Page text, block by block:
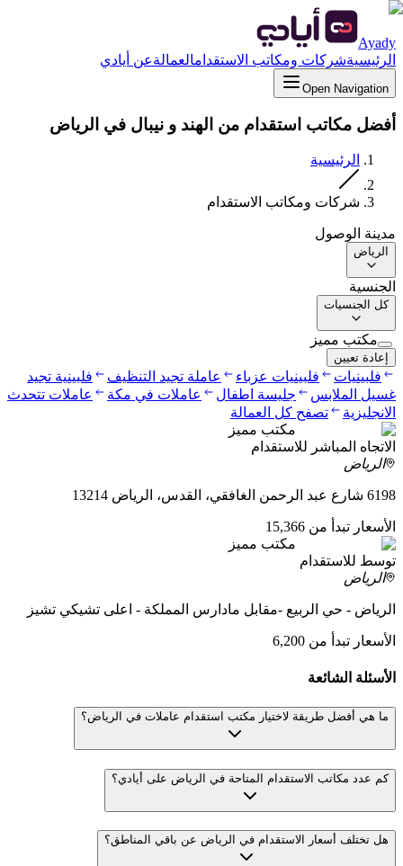
Ayady
الرئيسيةشركات ومكاتب الاستقدامالعمالةعن أيادي
Open Navigation
أفضل مكاتب استقدام من الهند و نيبال في الرياض
الرئيسية
شركات ومكاتب الاستقدام
مدينة الوصول
الرياض
الجنسية
كل الجنسيات
مكتب مميز
إعادة تعيين
فلبينيات فلبينيات عزباء عاملة تجيد التنظيف
فلبينية تجيد
غسيل الملابس
جليسة اطفال عاملات في مكة
عاملات تتحدث
الانجليزية
تصفح كل العمالة
مكتب مميز
الاتجاه المباشر للاستقدام
الرياض
6198 شارع عبد الرحمن الغافقي، القدس، الرياض 13214
الأسعار تبدأ من 15,366
مكتب مميز
توسط للاستقدام
الرياض
الرياض - حي الربيع -مقابل مادارس المملكة - اعلى تشيكي تشيز
الأسعار تبدأ من 6,200
الأسئلة الشائعة
ما هي أفضل طريقة لاختيار مكتب استقدام عاملات في الرياض؟
كم عدد مكاتب الاستقدام المتاحة في الرياض على أيادي؟
هل تختلف أسعار الاستقدام في الرياض عن باقي المناطق؟